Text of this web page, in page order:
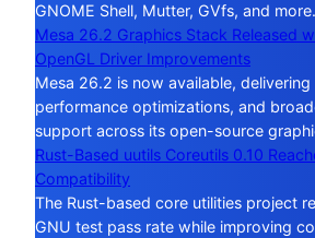
GNOME Shell, Mutter, GVfs, and more.
Mesa 26.2 Graphics Stack Released
OpenGL Driver Improvements
Mesa 26.2 is now available,
performance optimizations, and
support across its open-source
Rust-Based uutils Coreutils 0.10
Compatibility
The Rust-based core utilities project
GNU test pass rate while improving